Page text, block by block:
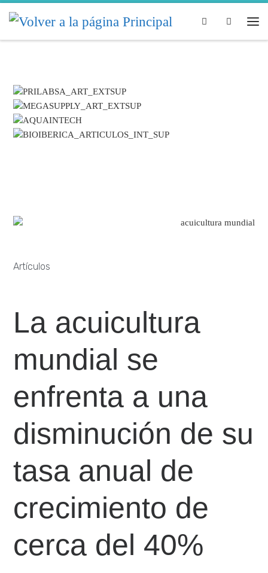
Skip to content Search
Artículos
La acuicultura
mundial se
enfrenta a una
disminución de su
tasa anual de
crecimiento de
cerca del 40%